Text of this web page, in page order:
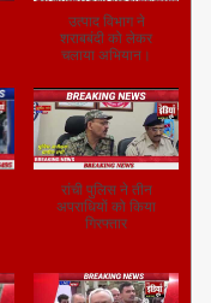
उत्पाद विभाग ने
शराबबंदी को लेकर
चलाया अभियान।
रांची पुलिस ने तीन
अपराधियों को किया
गिरफ्तार